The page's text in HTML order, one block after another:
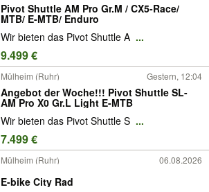
Pivot Shuttle AM Pro Gr.M / CX5-Race/
MTB/ E-MTB/ Enduro
Wir bieten das Pivot Shuttle A ...
9.499 €
Mülheim (Ruhr) Gestern, 12:04
Angebot der Woche!!! Pivot Shuttle SL-
AM Pro X0 Gr.L Light E-MTB
Wir bieten das Pivot Shuttle S ...
7.499 €
Mülheim (Ruhr) 06.08.2026
E-bike City Rad